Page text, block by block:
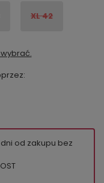
XL 42
dni od zakupu bez